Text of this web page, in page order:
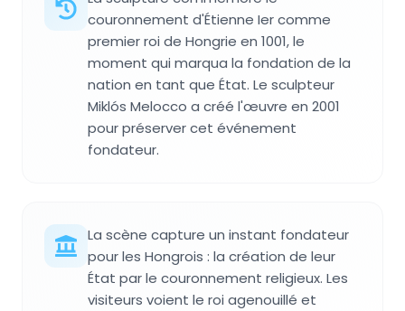
couronnement d'Étienne Ier comme
premier roi de Hongrie en 1001, le
moment qui marqua la fondation de la
nation en tant que État. Le sculpteur
Miklós Melocco a créé l'œuvre en 2001
pour préserver cet événement
fondateur.
La scène capture un instant fondateur
pour les Hongrois : la création de leur
État par le couronnement religieux. Les
visiteurs voient le roi agenouillé et